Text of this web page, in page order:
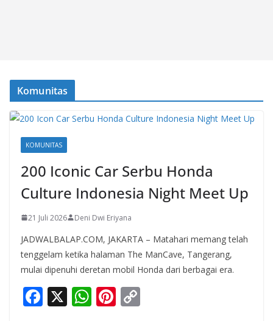
Komunitas
KOMUNITAS
200 Iconic Car Serbu Honda
Culture Indonesia Night Meet Up
21 Juli 2026 Deni Dwi Eriyana
JADWALBALAP.COM, JAKARTA – Matahari memang telah
tenggelam ketika halaman The ManCave, Tangerang,
mulai dipenuhi deretan mobil Honda dari berbagai era.
F X W Pi